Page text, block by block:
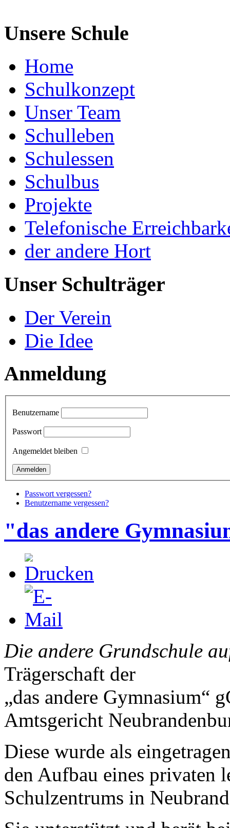
Unsere Schule
Home
Schulkonzept
Unser Team
Schulleben
Schulessen
Schulbus
Projekte
Telefonische
der andere Hort
Unser Schulträger
Der Verein
Die Idee
Anmeldung
Benutzername
Passwort
Angemeldet bleiben
Passwort vergessen?
Benutzername vergessen?
"das andere
Die andere Grundschule
Trägerschaft der
„das andere Gymnasium“
Amtsgericht
Diese wurde als
den Aufbau eines privaten
Schulzentrums in